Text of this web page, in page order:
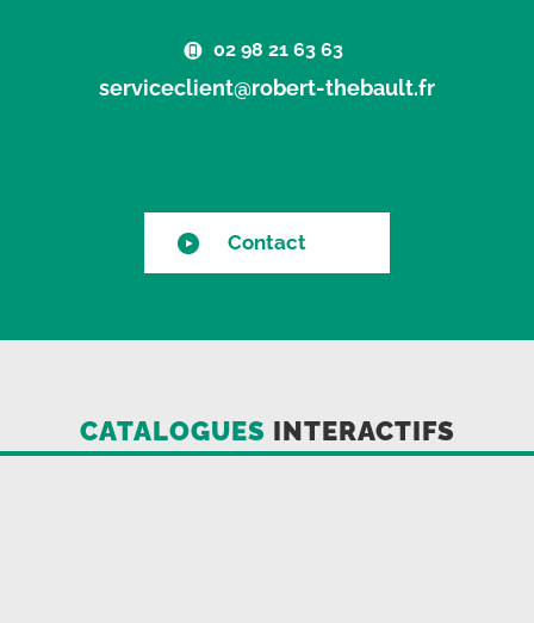
02 98 21 63 63
serviceclient@robert-thebault.fr
Contact
CATALOGUES INTERACTIFS